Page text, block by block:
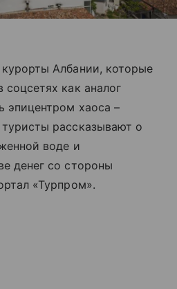
Албании, которые
как аналог
эпицентром хаоса –
рассказывают о
воде и
денег со стороны
«Турпром».